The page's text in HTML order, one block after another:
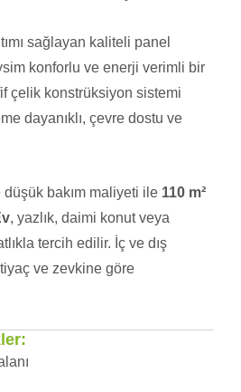
sağlayan kaliteli panel
konforlu ve enerji verimli bir
çelik konstrüksiyon sistemi
dayanıklı, çevre dostu ve
düşük bakım maliyeti ile 110 m²
, yazlık, daimi konut veya
tercih edilir. İç ve dış
ve zevkine göre